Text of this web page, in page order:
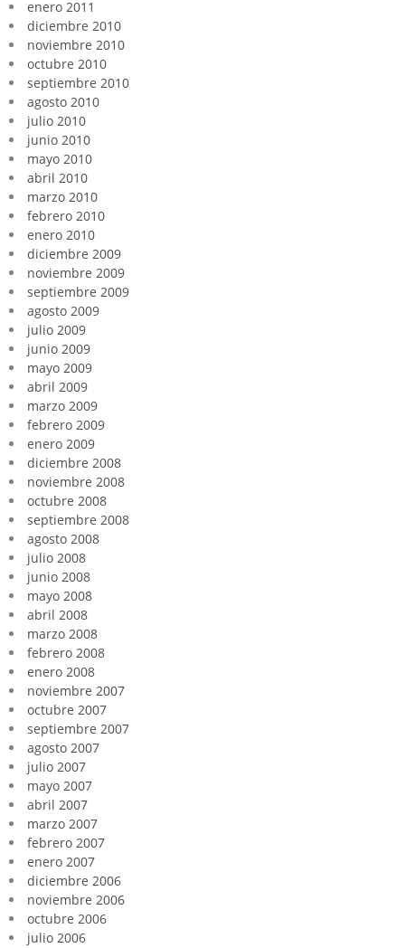
enero 2011
diciembre 2010
noviembre 2010
octubre 2010
septiembre 2010
agosto 2010
julio 2010
junio 2010
mayo 2010
abril 2010
marzo 2010
febrero 2010
enero 2010
diciembre 2009
noviembre 2009
septiembre 2009
agosto 2009
julio 2009
junio 2009
mayo 2009
abril 2009
marzo 2009
febrero 2009
enero 2009
diciembre 2008
noviembre 2008
octubre 2008
septiembre 2008
agosto 2008
julio 2008
junio 2008
mayo 2008
abril 2008
marzo 2008
febrero 2008
enero 2008
noviembre 2007
octubre 2007
septiembre 2007
agosto 2007
julio 2007
mayo 2007
abril 2007
marzo 2007
febrero 2007
enero 2007
diciembre 2006
noviembre 2006
octubre 2006
julio 2006